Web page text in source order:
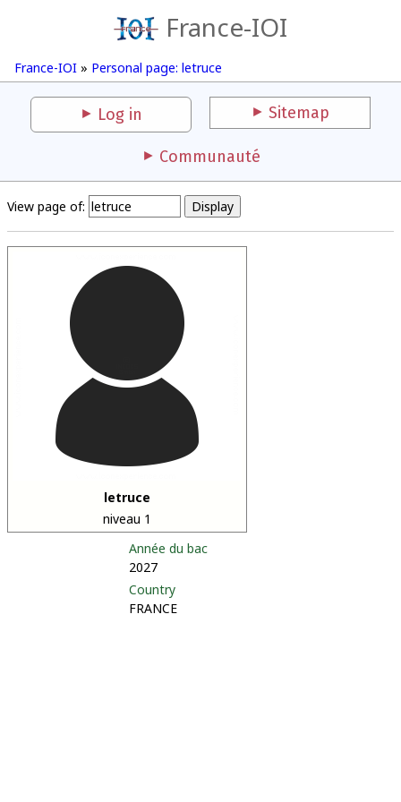
France-IOI
France-IOI » Personal page: letruce
Log in Sitemap
Communauté
View page of:
letruce
niveau 1
Année du bac
2027
Country
FRANCE